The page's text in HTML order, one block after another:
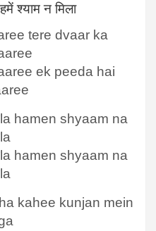
श्याम न मिला
tere dvaar ka
ek peeda hai
hamen shyaam na
hamen shyaam na
kahee kunjan mein